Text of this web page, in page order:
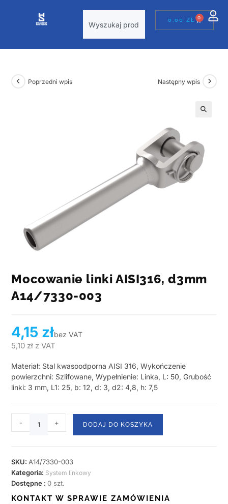
0,00ZŁ 0
Poprzedni wpis Następny wpis
Mocowanie linki AISI316, d3mm
A14/7330-003
4,15 złbez VAT
5,10 zł z VAT
Materiał: Stal kwasoodporna AISI 316, Wykończenie
powierzchni: Szlifowane, Wypełnienie: Linka, L: 50, Grubość
linki: 3 mm, L1: 25, b: 12, d: 3, d2: 4,8, h: 7,5
- + DODAJ DO KOSZYKA
SKU:A14/7330-003
Kategoria: System linkowy
Dostępne :0 szt.
KONTAKT W SPRAWIE ZAMÓWIENIA